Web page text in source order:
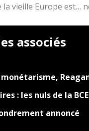
vieille Europe est…
associés
: les nuls de la
annoncé